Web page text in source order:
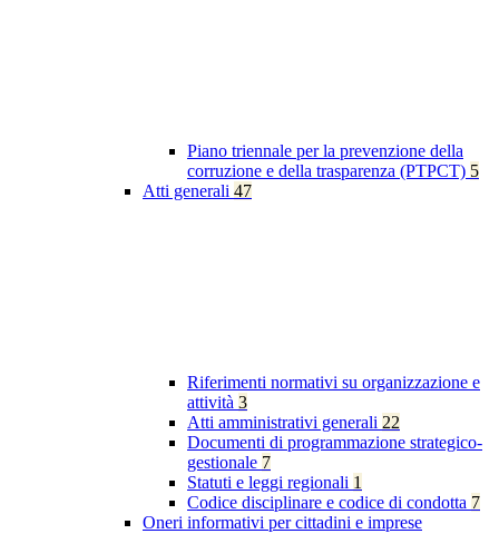
Piano triennale per la prevenzione della
corruzione e della trasparenza (PTPCT) 5
Atti generali 47
Riferimenti normativi su organizzazione e
attività 3
Atti amministrativi generali 22
Documenti di programmazione strategico-
gestionale 7
Statuti e leggi regionali 1
Codice disciplinare e codice di condotta 7
Oneri informativi per cittadini e imprese